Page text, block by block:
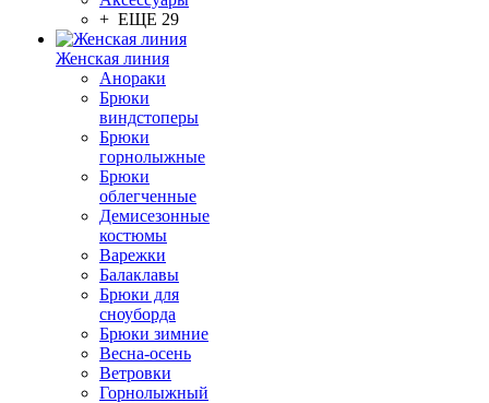
+ ЕЩЕ 29
Женская линия
Анораки
Брюки
виндстоперы
Брюки
горнолыжные
Брюки
облегченные
Демисезонные
костюмы
Варежки
Балаклавы
Брюки для
сноуборда
Брюки зимние
Весна-осень
Ветровки
Горнолыжный